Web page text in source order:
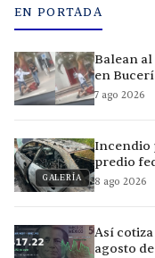
EN PORTADA
Balean
en
7 ago 2026
GALERÍA
Incendio
predio
8 ago 2026
Así
agosto